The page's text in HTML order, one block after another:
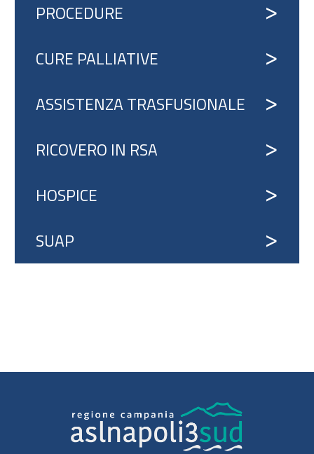
PROCEDURE
CURE PALLIATIVE
ASSISTENZA TRASFUSIONALE
RICOVERO IN RSA
HOSPICE
SUAP